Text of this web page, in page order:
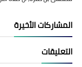
المشاركات الأخيرة
التعليقات